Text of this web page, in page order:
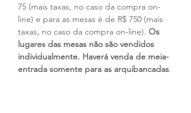
75 (mais taxas, no caso da compra on-
line) e para as mesas é de R$ 750 (mais
taxas, no caso da compra on-line). Os
lugares das mesas não são vendidos
individualmente. Haverá venda de meia-
entrada somente para as arquibancadas.